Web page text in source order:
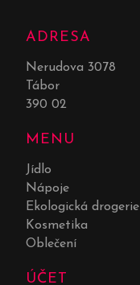
ADRESA
Nerudova 3078
Tábor
390 02
MENU
Jídlo
Nápoje
Ekologická drogerie
Kosmetika
Oblečení
ÚČET